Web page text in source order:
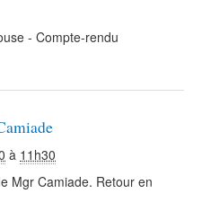
- Compte-rendu
à 11h30
Mgr Camiade. Retour en